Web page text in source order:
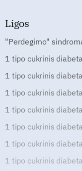
Ligos
"Perdegimo"
1 tipo cukrinis
1 tipo cukrinis
1 tipo cukrinis
1 tipo cukrinis
1 tipo cukrinis
1 tipo cukrinis
1 tipo cukrinis